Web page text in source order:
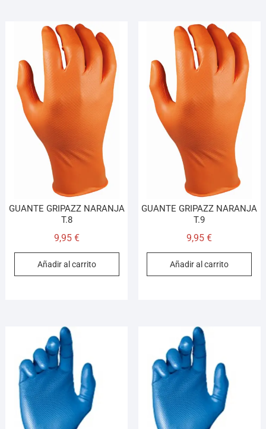
GUANTE GRIPAZZ NARANJA
T.8
9,95 €
Añadir al carrito
GUANTE GRIPAZZ NARANJA
T.9
9,95€
Añadir al carrito